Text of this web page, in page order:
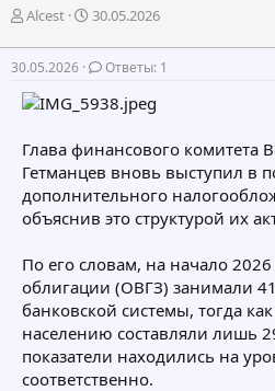
А
т
о
р
т
м
ы
Alcest
Д
т
а
а
а
л
а
30.05.2026
30.05.2026 Ответы: 1
Глава финансового комитета
Гетманцев вновь выступил в
дополнительного
объяснив это структурой их
По его словам, на начало
облигации (ОВГЗ) занимали
банковской системы, тогда
населению составляли лишь
показатели находились на
соответственно.